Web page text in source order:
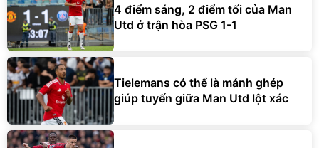
4 điểm sáng, 2 điểm tối của Man
Utd ở trận hòa PSG 1-1
Tielemans có thể là mảnh ghép
giúp tuyến giữa Man Utd lột xác